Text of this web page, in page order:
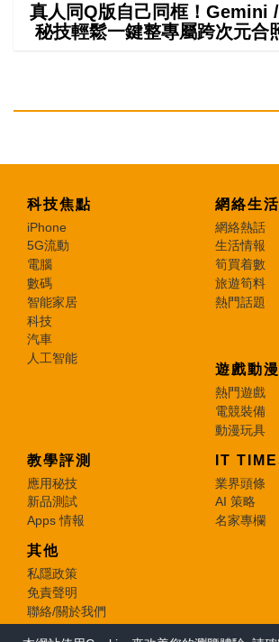
真人同Q版自己同框！Gemini
秘技輕鬆一鍵整專屬跨次元合
科技焦點
iPhone
5G流動
電腦
數碼
智能家居
科技
汽車
人工智能
網絡生活
網絡熱話
生活情報
筍買着數
旅遊筍料
熱門話題
遊戲動漫
熱門遊戲
電競裝備
動漫玩具
教學評測
應用秘技
新品測試
Apps 情報
IT
業界頭條
AI 策略
名家專欄
其他
私隱政策
免責聲明
聯絡/關於我們